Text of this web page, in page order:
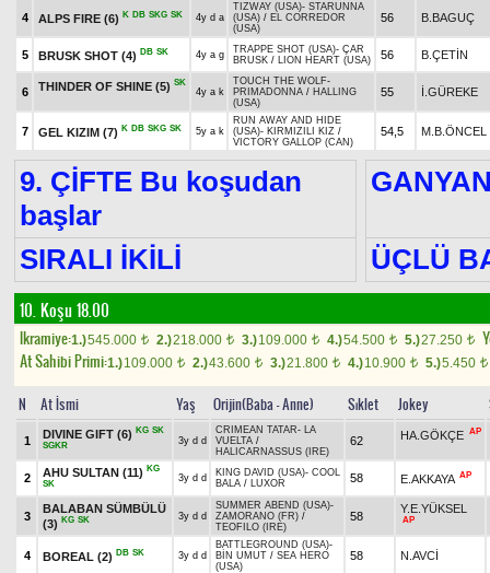
4 ALPS FIRE (6) K DB SKG SK 4y d a
TIZWAY (USA)- STARUNNA
(USA) / EL CORREDOR
(USA)
56 B.BAGUÇ
5 BRUSK SHOT (4) DB SK 4y a g TRAPPE SHOT (USA)- ÇAR
BRUSK / LION HEART (USA) 56 B.ÇETİN
6 THINDER OF SHINE (5) SK
4y a k
TOUCH THE WOLF-
PRIMADONNA / HALLING
(USA)
55 İ.GÜREKE
7 GEL KIZIM (7) K DB SKG SK 5y a k
RUN AWAY AND HIDE
(USA)- KIRMIZILI KIZ /
VICTORY GALLOP (CAN)
54,5 M.B.ÖNCEL
9. ÇİFTE Bu koşudan
başlar
SIRALI İKİLİ ÜÇLÜ
10. Koşu 18.00
Ikramiye:1.)545.000 t 2.)218.000 t 3.)109.000 t 4.)54.500 t 5.)27.250 t
At Sahibi Primi:1.)109.000 t 2.)43.600 t 3.)21.800 t 4.)10.900 t 5.)5.450 t
N At İsmi Yaş Orijin(Baba - Anne) Sıklet Jokey
1
DIVINE GIFT (6) KG SK
SGKR
3y d d
CRIMEAN TATAR- LA
VUELTA /
HALICARNASSUS (IRE)
62 HA.GÖKÇE AP
2 AHU SULTAN (11) KG
SK
3y d d KING DAVID (USA)- COOL
BALA / LUXOR 58 E.AKKAYA AP
3
BALABAN SÜMBÜLÜ
(3) KG SK 3y d d
SUMMER ABEND (USA)-
ZAMORANO (FR) /
TEOFILO (IRE)
58
Y.E.YÜKSEL
AP
4 BOREAL (2) DB SK 3y d d
BATTLEGROUND (USA)-
BİN UMUT / SEA HERO
(USA)
58 N.AVCİ